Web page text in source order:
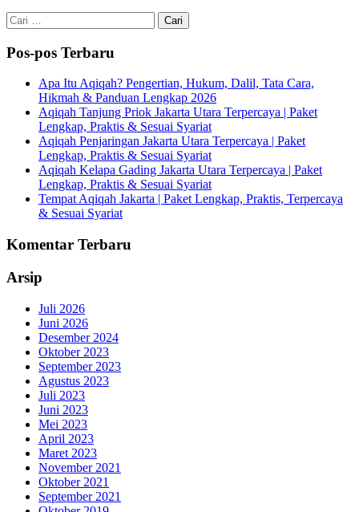
Cari
untuk:
Pos-pos Terbaru
Apa Itu Aqiqah? Pengertian, Hukum, Dalil, Tata Cara,
Hikmah & Panduan Lengkap 2026
Aqiqah Tanjung Priok Jakarta Utara Terpercaya | Paket
Lengkap, Praktis & Sesuai Syariat
Aqiqah Penjaringan Jakarta Utara Terpercaya | Paket
Lengkap, Praktis & Sesuai Syariat
Aqiqah Kelapa Gading Jakarta Utara Terpercaya | Paket
Lengkap, Praktis & Sesuai Syariat
Tempat Aqiqah Jakarta | Paket Lengkap, Praktis, Terpercaya
& Sesuai Syariat
Komentar Terbaru
Arsip
Juli 2026
Juni 2026
Desember 2024
Oktober 2023
September 2023
Agustus 2023
Juli 2023
Juni 2023
Mei 2023
April 2023
Maret 2023
November 2021
Oktober 2021
September 2021